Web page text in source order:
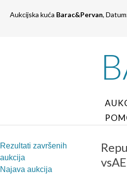
Aukcijska kuća Barac&Pervan,
Rezultati završenih
aukcija
Najava aukcija
vsAE